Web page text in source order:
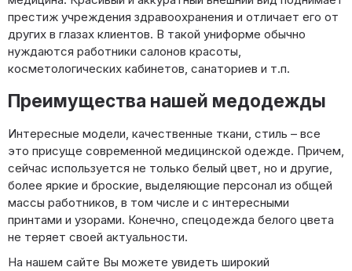
престиж учреждения здравоохранения и отличает его от
других в глазах клиентов. В такой униформе обычно
нуждаются работники салонов красоты,
косметологических кабинетов, санаториев и т.п.
Преимущества нашей медодежды
Интересные модели, качественные ткани, стиль – все
это присуще современной медицинской одежде. Причем,
сейчас используется не только белый цвет, но и другие,
более яркие и броские, выделяющие персонал из общей
массы работников, в том числе и с интересными
принтами и узорами. Конечно, спецодежда белого цвета
не теряет своей актуальности.
На нашем сайте Вы можете увидеть широкий